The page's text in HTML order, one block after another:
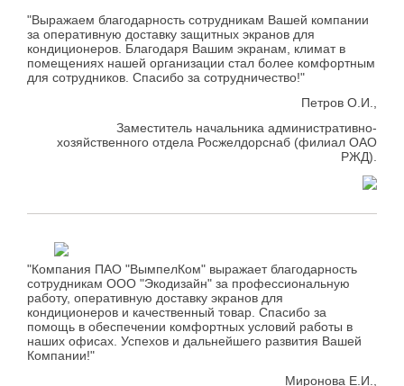
"Выражаем благодарность сотрудникам Вашей компании
за оперативную доставку защитных экранов для
кондиционеров. Благодаря Вашим экранам, климат в
помещениях нашей организации стал более комфортным
для сотрудников. Спасибо за сотрудничество!"
Петров О.И.,
Заместитель начальника административно-
хозяйственного отдела Росжелдорснаб (филиал ОАО
РЖД).
"Компания ПАО "ВымпелКом" выражает благодарность
сотрудникам ООО "Экодизайн" за профессиональную
работу, оперативную доставку экранов для
кондиционеров и качественный товар. Спасибо за
помощь в обеспечении комфортных условий работы в
наших офисах. Успехов и дальнейшего развития Вашей
Компании!"
Миронова Е.И.,